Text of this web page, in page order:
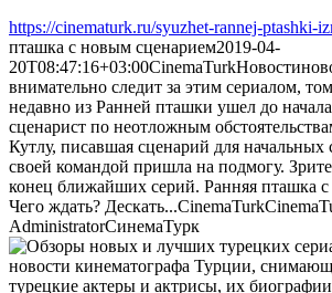
https://cinematurk.ru/syuzhet-rannej-ptashki-
пташка с новым сценарием2019-04-
20T08:47:16+03:00CinemaTurkНовости
внимательно следит за этим сериалом,
недавно из Ранней пташки ушел до
сценарист по неотложным
Кутлу, писавшая сценарий для начальных
своей командой пришла на подмогу.
конец ближайших серий. Ранняя пташка
Чего ждать? Дескать...CinemaTurk
AdministratorСинемаТурк